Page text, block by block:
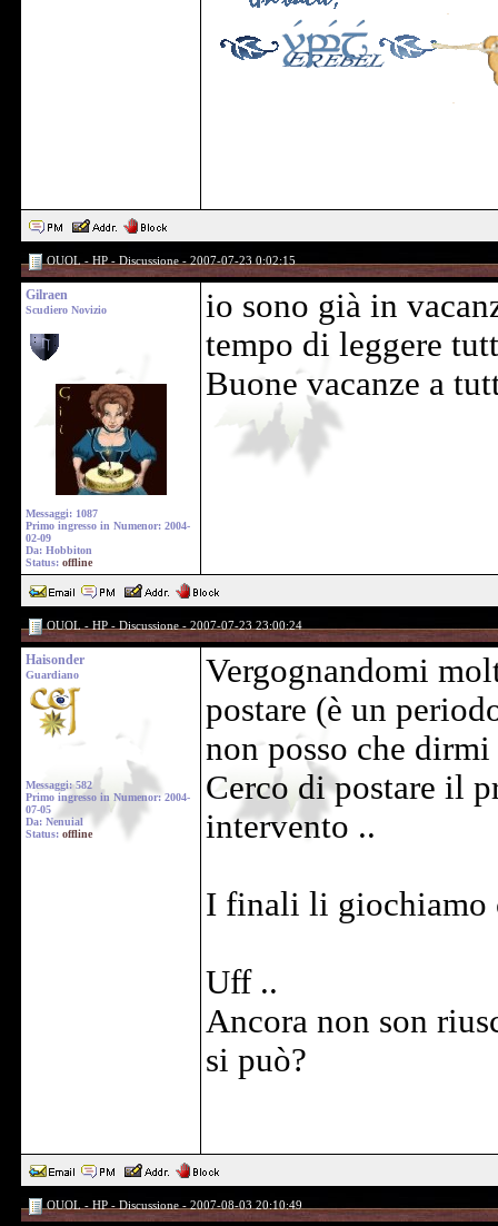
OUOL - HP - Discussione - 2007-07-23 0:02:15
Gilraen
Scudiero Novizio
Messaggi: 1087
Primo ingresso in Numenor: 2004-
02-09
Da: Hobbiton
Status: offline
io sono già in
tempo di leggere
Buone vacanze a
OUOL - HP - Discussione - 2007-07-23 23:00:24
Haisonder
Guardiano
Messaggi: 582
Primo ingresso in Numenor: 2004-
07-05
Da: Nenuial
Status: offline
Vergognandomi
postare (è un
non posso che
Cerco di postare il
intervento ..
I finali li giochiamo
Uff ..
Ancora non son
si può?
OUOL - HP - Discussione - 2007-08-03 20:10:49